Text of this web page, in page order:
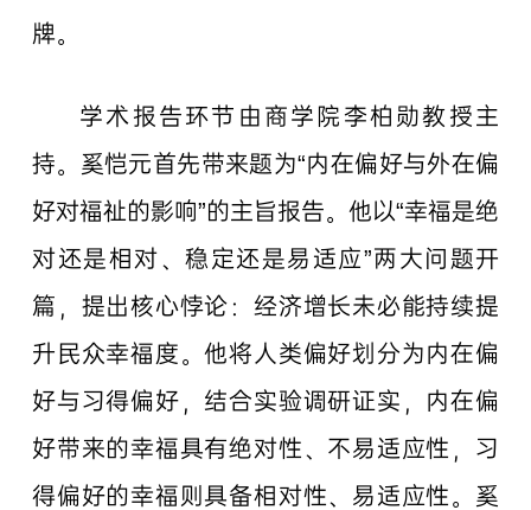
牌。
学术报告环节由商学院李柏勋教授主
持。奚恺元首先带来题为“内在偏好与外在偏
好对福祉的影响”的主旨报告。他以“幸福是绝
对还是相对、稳定还是易适应”两大问题开
篇，提出核心悖论：经济增长未必能持续提
升民众幸福度。他将人类偏好划分为内在偏
好与习得偏好，结合实验调研证实，内在偏
好带来的幸福具有绝对性、不易适应性，习
得偏好的幸福则具备相对性、易适应性。奚